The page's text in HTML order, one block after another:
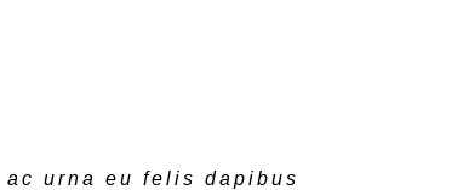
urna eu felis dapibus